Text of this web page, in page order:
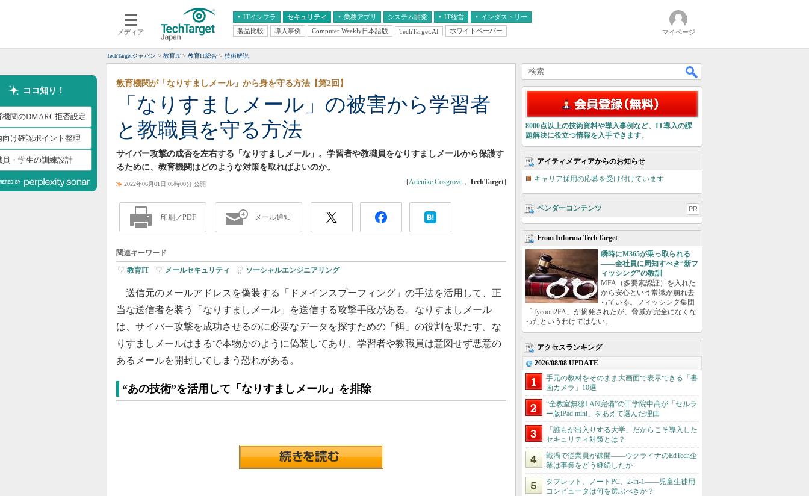
メディア
ITインフラ
クラウド
スマートモバイル
ネットワーク
システム運用管理
セキュリティ 業務アプリ
エンタープライズAI
ERP
CX
情報系システム
システム開発 IT経営
経営とIT
インダストリー
医療IT
製品比較 導入事例 Computer Weekly日本語版 TechTarget.AI ホワイトペーパー マイページ
TechTargetジャパン 教育IT 教育IT総合 技術解説
ココ知り！
機関のDMARC拒否設定
向け確認ポイント整理
員・学生の訓練設計
「なりすましメール」の被害から学習者
と教職員を守る方法
教育機関が「なりすましメール」から身を守る方法【第2回】
サイバー攻撃の成否を左右する「なりすましメール」。学習者や教職員をなりすましメールから保護す
るために、教育機関はどのような対策を取ればよいのか。
≫ 2022年06月01日 05時00分 公開 [Adenike Cosgrove ， TechTarget]
印刷／PDF メール通知
関連キーワード
教育IT メールセキュリティ ソーシャルエンジニアリング
送信元のメールアドレスを偽装する「ドメインスプーフィング」の手法を活用して、正
当な送信者を装う「なりすましメール」を送信する攻撃手段がある。なりすましメール
は、サイバー攻撃を成功させるのに必要なデータを探すための「餌」の役割を果たす。な
りすましメールはまるで本物かのように偽装してあり、学習者や教職員は意図せず悪意の
あるメールを開封してしまう恐れがある。
“あの技術”を活用して「なりすましメール」を排除
8000点以上の技術資料や導入事例など、IT導入の課
題解決に役立つ情報を入手できます。
アイティメディアからのお知らせ
キャリア採用の応募を受け付けています
ベンダーコンテンツ PR
From Informa TechTarget
瞬時にM365が乗っ取られる
――全社員に周知すべき“新フ
ィッシング”の教訓
MFA（多要素認証）を入れた
から安心という常識が崩れ去
っている。フィッシング集団
「Tycoon2FA」が摘発されたが、脅威が完全になくな
ったというわけではない。
アクセスランキング
2026/08/08 UPDATE
手元の教材をそのまま大画面で表示できる「書
画カメラ」10選
“全教室無線LAN完備”の工学院中高が「セルラ
ー版iPad mini」をあえて選んだ理由
「誰もが出入りする大学」だからこそ導入した
セキュリティ対策とは？
戦渦で従業員が疎開――ウクライナのEdTech企
業は事業をどう継続したか
タブレット、ノートPC、2-in-1――児童生徒用
コンピュータは何を選ぶべきか？